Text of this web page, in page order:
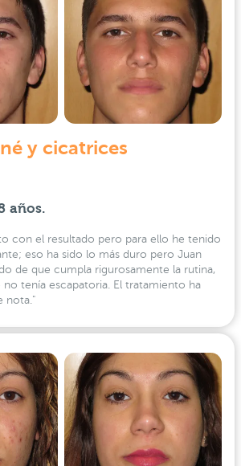
y cicatrices
años.
con el resultado pero para ello he tenido
eso ha sido lo más duro pero Juan
de que cumpla rigurosamente la rutina,
no tenía escapatoria. El tratamiento ha
nota."